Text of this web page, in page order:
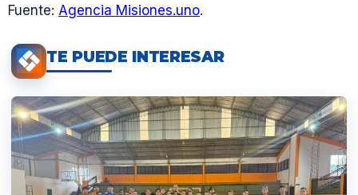
Fuente: Agencia Misiones.uno.
TE PUEDE INTERESAR